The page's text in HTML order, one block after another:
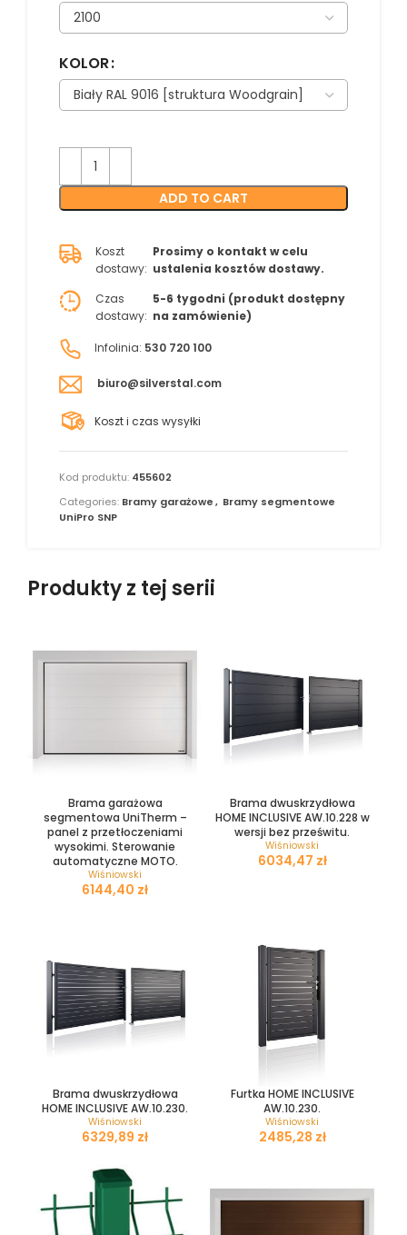
KOLOR
ADD TO CART
Koszt
dostawy:
Prosimy o kontakt w celu
ustalenia kosztów dostawy.
Czas
dostawy:
5-6 tygodni (produkt dostępny
na zamówienie)
Infolinia: 530 720 100
biuro@silverstal.com
Koszt i czas wysyłki
Kod produktu: 455602
Categories: Bramy garażowe, Bramy segmentowe
UniPro SNP
Produkty z tej serii
Brama garażowa
segmentowa UniTherm –
panel z przetłoczeniami
wysokimi. Sterowanie
automatyczne MOTO.
Wiśniowski
zł
Brama dwuskrzydłowa
HOME INCLUSIVE AW.10.228 w
wersji bez prześwitu.
Wiśniowski
zł
Brama dwuskrzydłowa
HOME INCLUSIVE AW.10.230.
Wiśniowski
zł
Furtka HOME INCLUSIVE
AW.10.230.
Wiśniowski
zł